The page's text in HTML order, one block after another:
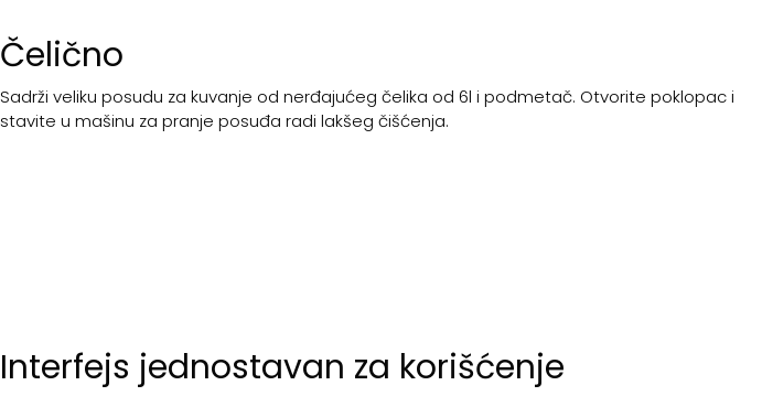
Čelično
Sadrži veliku posudu za kuvanje od nerđajućeg čelika od 6l i podmetač. Otvorite poklopac i
stavite u mašinu za pranje posuđa radi lakšeg čišćenja.
Interfejs jednostavan za korišćenje